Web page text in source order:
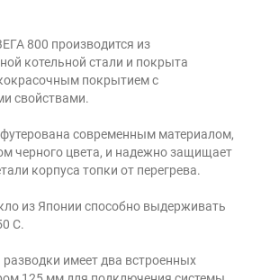
800 производится из
котельной стали и покрыта
покрытием с
свойствами.
современным материалом,
черного цвета, и надежно защищает
корпуса топки от перегрева.
из Японии способно выдерживать
С.
разводки имеет два встроенных